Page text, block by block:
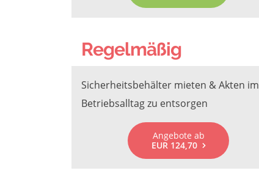
Regelmäßig
Sicherheitsbehälter mieten & Akten im
Betriebsalltag zu entsorgen
Angebote ab
EUR 124,70